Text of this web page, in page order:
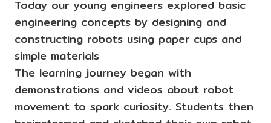
Today our young engineers explored basic
engineering concepts by designing and
constructing robots using paper cups and
simple materials
The learning journey began with
demonstrations and videos about robot
movement to spark curiosity. Students then